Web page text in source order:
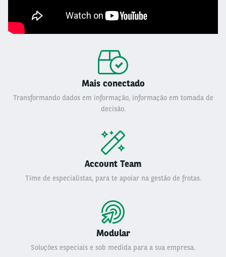
Mais conectado
Transformando dados em informação, informação em tomada de
decisão.
Account Team
Time de especialistas, para te apoiar na gestão de frotas.
Modular
Soluções especiais e sob medida para a sua empresa.